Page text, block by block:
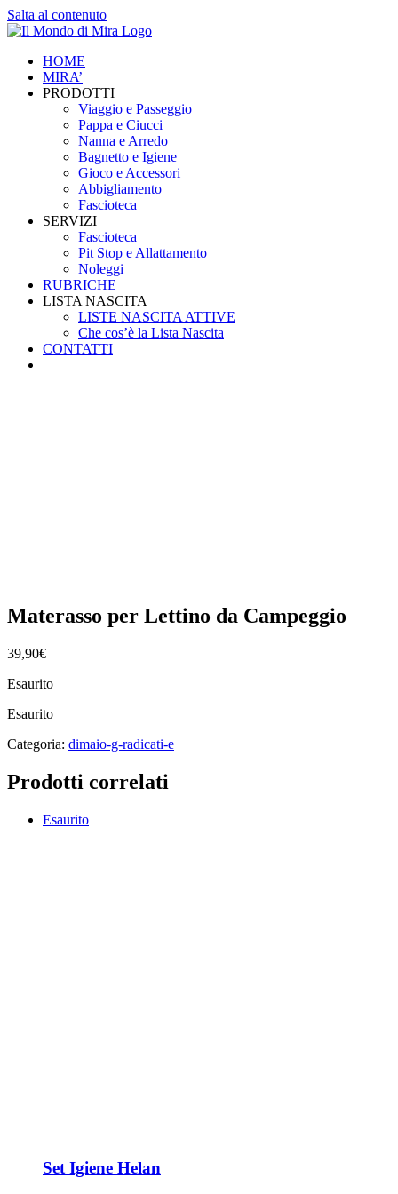
Salta al contenuto
HOME
MIRA’
PRODOTTI
Viaggio e Passeggio
Pappa e Ciucci
Nanna e Arredo
Bagnetto e Igiene
Gioco e Accessori
Abbigliamento
Fascioteca
SERVIZI
Fascioteca
Pit Stop e Allattamento
Noleggi
RUBRICHE
LISTA NASCITA
LISTE NASCITA ATTIVE
Che cos’è la Lista Nascita
CONTATTI
Materasso per Lettino da Campeggio
39,90€
Esaurito
Esaurito
Categoria: dimaio-g-radicati-e
Prodotti correlati
Esaurito
Set Igiene Helan